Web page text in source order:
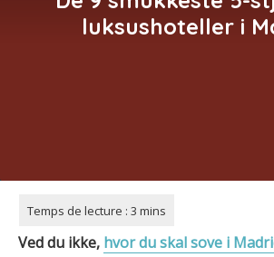
luksushoteller i
Ved du ikke, hvor du skal sove i